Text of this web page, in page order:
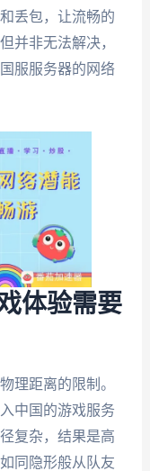
丢包，让流畅的
并非无法解决，
服服务器的网络
体验需要
理距离的限制。
中国的游戏服务
复杂，结果是高
同隐形般从队友